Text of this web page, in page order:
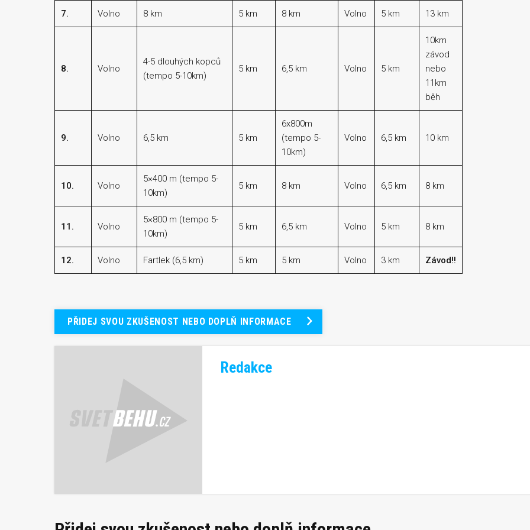
7. Volno 8 km 5 km 8 km Volno 5 km 13 km
8. Volno
4-5 dlouhých kopců
(tempo 5-10km)
5 km 6,5 km Volno 5 km
10km
závod
nebo
11km
běh
9. Volno 6,5 km 5 km
6x800m
(tempo 5-
10km)
Volno 6,5 km 10 km
10. Volno
5×400 m (tempo 5-
10km)
5 km 8 km Volno 6,5 km 8 km
11. Volno
5×800 m (tempo 5-
10km)
5 km 6,5 km Volno 5 km 8 km
12. Volno Fartlek (6,5 km) 5 km 5 km Volno 3 km Závod!!
PŘIDEJ SVOU ZKUŠENOST NEBO DOPLŇ INFORMACE
Redakce